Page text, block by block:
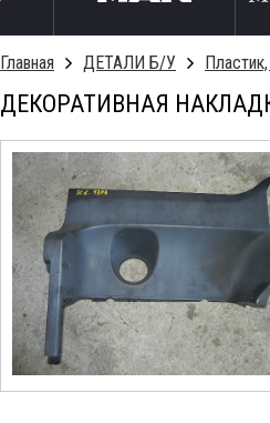
Главная ДЕТАЛИ Б/У
ДЕКОРАТИВНАЯ